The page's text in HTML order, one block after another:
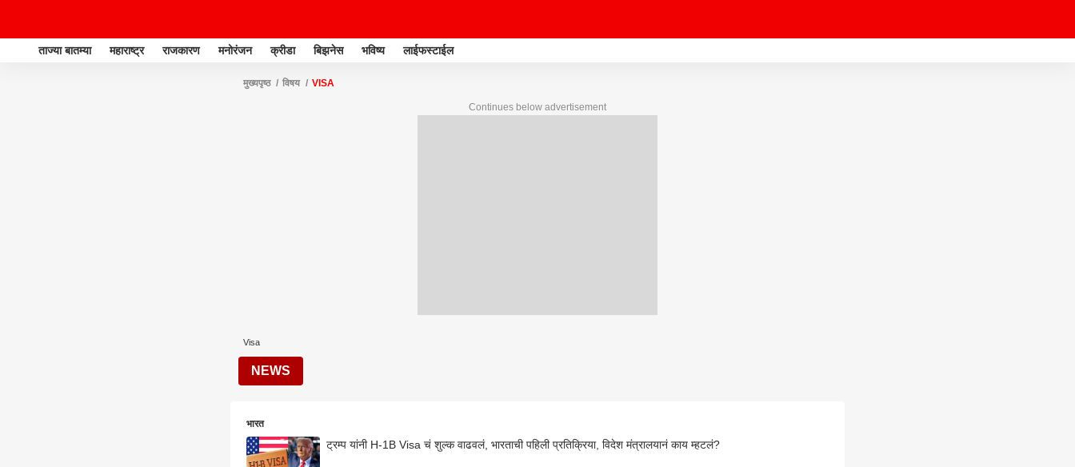
ताज्या बातम्या महाराष्ट्र राजकारण मनोरंजन क्रीडा बिझनेस भविष्य लाईफस्टाईल
मुख्यपृष्ठ विषय VISA
Continues below advertisement
Visa
NEWS
भारत
ट्रम्प यांनी H-1B Visa चं शुल्क वाढवलं, भारताची पहिली प्रतिक्रिया, विदेश मंत्रालयानं काय म्हटलं?